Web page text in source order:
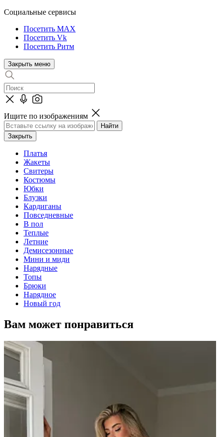
Социальные сервисы
Посетить MAX
Посетить Vk
Посетить Ритм
Закрыть меню
Ищите по изображениям
Закрыть
Платья
Жакеты
Свитеры
Костюмы
Юбки
Блузки
Кардиганы
Повседневные
В пол
Теплые
Летние
Демисезонные
Мини и миди
Нарядные
Топы
Брюки
Нарядное
Новый год
Вам может понравиться